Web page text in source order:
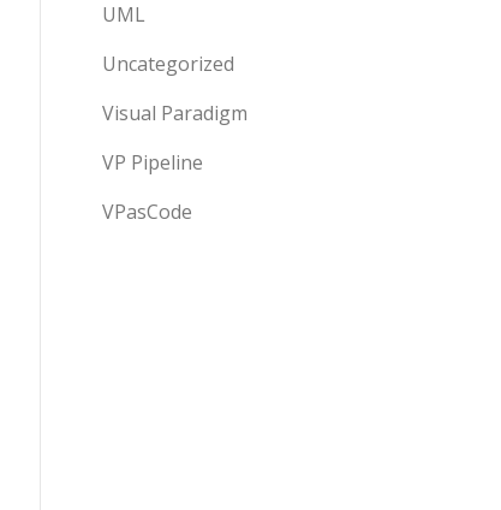
UML
Uncategorized
Visual Paradigm
VP Pipeline
VPasCode